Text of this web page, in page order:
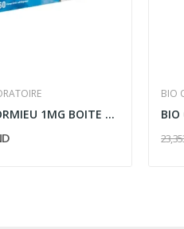
MEDIS DORMIEU 1MG BOITE DE 60
BIO